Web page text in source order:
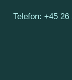
Telefon: +45